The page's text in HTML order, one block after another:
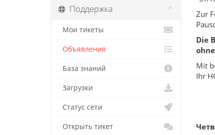
Zur
Die
Mit
Ihr
Поддержка
Мои тикеты
Объявления
База знаний
Загрузки
Статус сети
Открыть тикет